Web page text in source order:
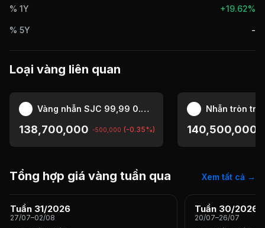
% 1Y +19.62%
% 5Y -
Loại vàng liên quan
Vàng nhẫn SJC 99,99 0.5 chỉ
138,700,000 -500,000 (-0.35%)
Nhẫn tròn
140,500,000
Tổng hợp giá vàng tuần qua Xem tất cả →
Tuần 31/2026
27/07–02/08
Tuần 30/2026
20/07–26/07